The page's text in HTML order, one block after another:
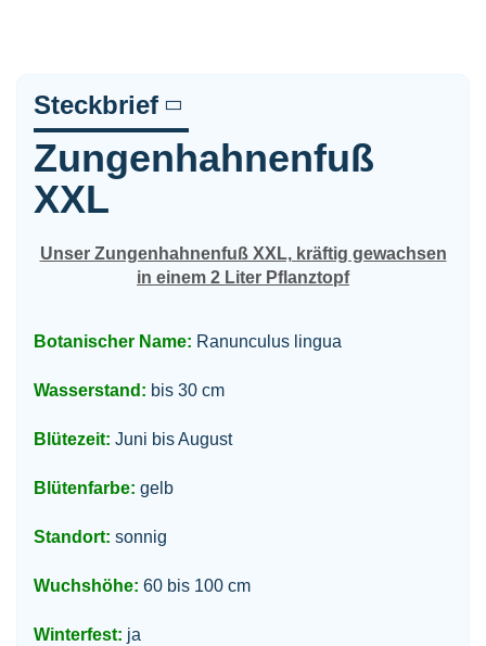
Steckbrief
Zungenhahnenfuß
XXL
Unser Zungenhahnenfuß XXL, kräftig gewachsen
in einem 2 Liter Pflanztopf
Botanischer Name: Ranunculus lingua
Wasserstand: bis 30 cm
Blütezeit: Juni bis August
Blütenfarbe: gelb
Standort: sonnig
Wuchshöhe: 60 bis 100 cm
Winterfest: ja